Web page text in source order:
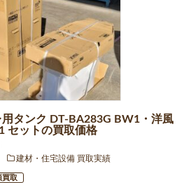
タンク DT-BA283G BW1・洋風
セットの買取価格
建材・住宅設備 買取実績
買取